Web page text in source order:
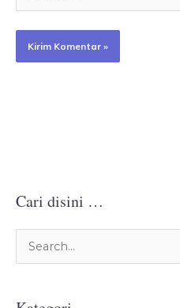
Web
Cari disini …